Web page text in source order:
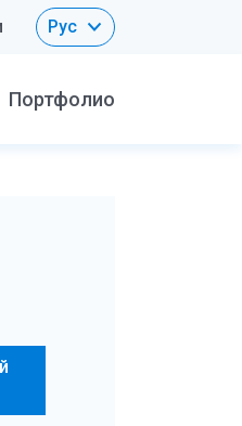
Рус
Портфолио